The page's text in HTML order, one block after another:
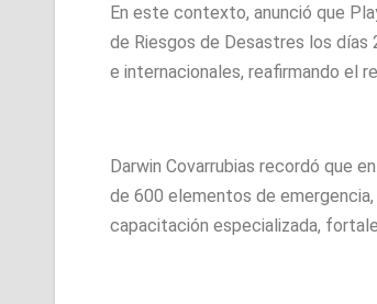
En este contexto, anunció que
de Riesgos de Desastres los días
e internacionales, reafirmando el
Darwin Covarrubias recordó que
de 600 elementos de
capacitación especializada,